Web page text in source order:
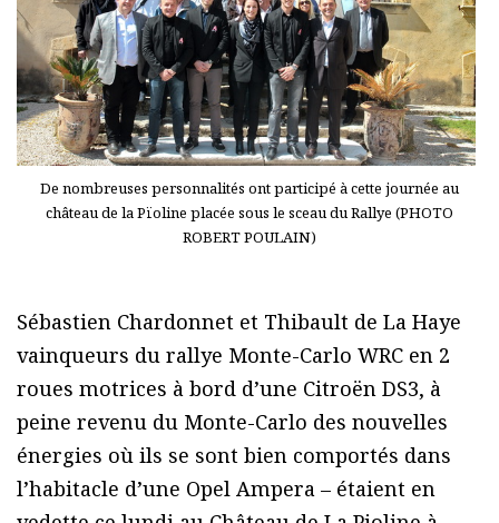
De nombreuses personnalités ont participé à cette journée au
château de la Pïoline placée sous le sceau du Rallye (PHOTO
ROBERT POULAIN)
Sébastien Chardonnet et Thibault de La Haye
vainqueurs du rallye Monte-Carlo WRC en 2
roues motrices à bord d’une Citroën DS3, à
peine revenu du Monte-Carlo des nouvelles
énergies où ils se sont bien comportés dans
l’habitacle d’une Opel Ampera – étaient en